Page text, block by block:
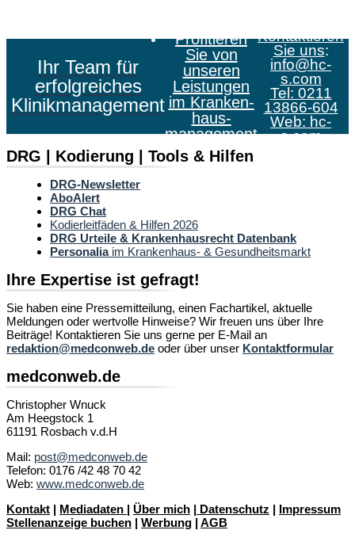
Ihr Team für
erfolgreiches
Klinikmanagement
Profitieren
Sie von
unseren
Leistungen
im Kranken­
haus­
management
Kontaktieren
Sie uns:
info@hc-
s.com
Tel: 0211
13866-604
Web: hc-
s.com
DRG | Kodierung | Tools & Hilfen
DRG-Newsletter
AboAlert
DRG Chat
Kodierleitfäden & Hilfen 2026
DRG Urteile & Krankenhausrecht Datenbank
Personaliaim Krankenhaus- & Gesundheitsmarkt
Ihre Expertise ist gefragt!
Sie haben eine Pressemitteilung, einen Fachartikel, aktuelle
Meldungen oder wertvolle Hinweise? Wir freuen uns über Ihre
Beiträge! Kontaktieren Sie uns gerne per E-Mail an
redaktion@medconweb.de oder über unser Kontaktformular
medconweb.de
Christopher Wnuck
Am Heegstock 1
61191 Rosbach v.d.H
Mail: post@medconweb.de
Telefon: 0176 /42 48 70 42
Web: www.medconweb.de
Kontakt | Mediadaten | Über mich | Datenschutz | Impressum
Stellenanzeige buchen | Werbung | AGB